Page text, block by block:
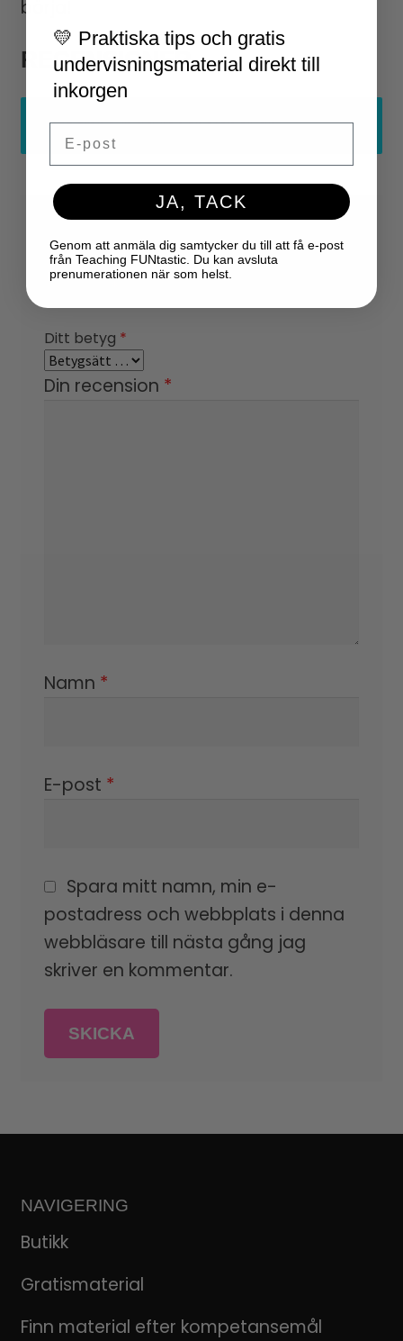
börja!
RECENSIONER
Det finns inga recensioner än.
publiceras.Obligatoriska fält är
märkta
Ditt betyg *
Din recension *
Namn *
E-post *
Spara mitt namn, min e-
postadress och webbplats i denna
webbläsare till nästa gång jag
skriver en kommentar.
NAVIGERING
Butikk
Gratismaterial
Finn material efter kompetansemål
💛 Praktiska tips och gratis
undervisningsmaterial direkt till
inkorgen
JA, TACK
Genom att anmäla dig samtycker du till att få e-post
från Teaching FUNtastic. Du kan avsluta
prenumerationen när som helst.